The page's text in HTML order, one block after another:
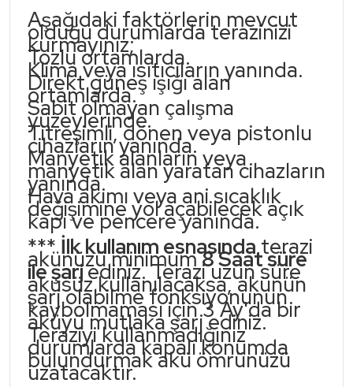
Aşağıdaki faktörlerin mevcut
olduğu durumlarda terazinizi
kurmayınız;
Tozlu ortamlarda.
Klima veya ısıtıcıların yanında.
Direkt güneş ışığı alan
ortamlarda.
Sabit olmayan çalışma
yüzeylerinde.
Titreşimli, dönen veya pistonlu
cihazların yanında.
Manyetik alanların veya
manyetik alan yaratan cihazların
yanında.
Hava akımı veya ani sıcaklık
değişimine yol açabilecek açık
kapı ve pencere yanında.
***İlk kullanım esnasındaterazi
akünüzü minimum8 Saat süre
ile şarjediniz. Terazi uzun süre
aküsüz kullanılacaksa, akünün
şarj olabilme fonksiyonunun
kaybolmaması için 3 Ay'da bir
aküyü mutlaka şarj ediniz.
Teraziyi kullanmadığınız
durumlarda kapalı konumda
bulundurmak akü ömrünüzü
uzatacaktır.